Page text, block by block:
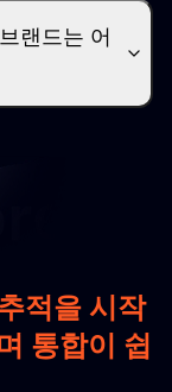
랜드는 어
적을 시작
통합이 쉽